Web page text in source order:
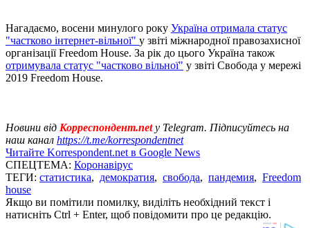
Нагадаємо, восени минулого року Україна отримала статус
"частково інтернет-вільної" у звіті міжнародної правозахисної
організації Freedom House. За рік до цього Україна також
отримувала статус "частково вільної" у звіті Свобода у мережі
2019 Freedom House.
Новини від Корреспондент.netу Telegram. Підписуйтесь на
наш канал https://t.me/korrespondentnet
Читайте Korrespondent.net в Google News
СПЕЦТЕМА: Коронавірус
ТЕГИ: статистика, демократия, свобода, пандемия, Freedom
house
Якщо ви помітили помилку, виділіть необхідний текст і
натисніть Ctrl + Enter, щоб повідомити про це редакцію.